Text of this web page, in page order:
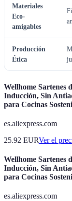
Materiales
Eco-
amigables
Producción
Ética
Wellhome Sartenes
Inducción, Sin
para Cocinas
es.aliexpress.com
25.92 EURVer el
Wellhome Sartenes
Inducción, Sin
para Cocinas
es.aliexpress.com